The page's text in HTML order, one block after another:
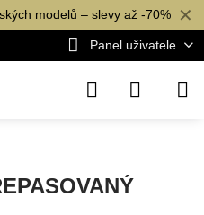
✕
modelů – slevy až -70%
Panel uživatele